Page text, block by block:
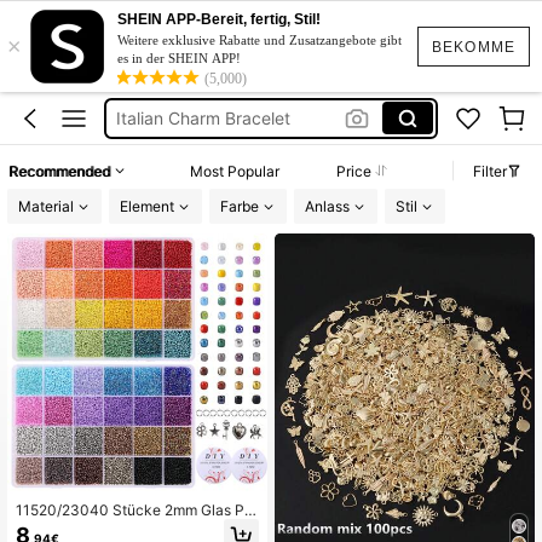
BEKOMME
×
SHEIN APP-Bereit, fertig, Stil!
Weitere exklusive Rabatte und Zusatzangebote gibt
es in der SHEIN APP!
(5,000)
Perlen
Perlen Set
Italian Charm Bracelet
Perlen Zum Auffädeln
Recommended Most Popular Price
Filter
Material
Element Farbe Anlass Stil
11520/23040 Stücke 2mm Glas Per
len für Armbandherstellung, 48 Farb
8,94€